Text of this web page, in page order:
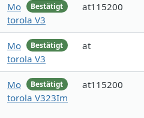
Bestätigt
Mo
torola V3
at115200
Bestätigt
Mo
torola V3
at
Bestätigt
Mo
torola V323Im
at115200